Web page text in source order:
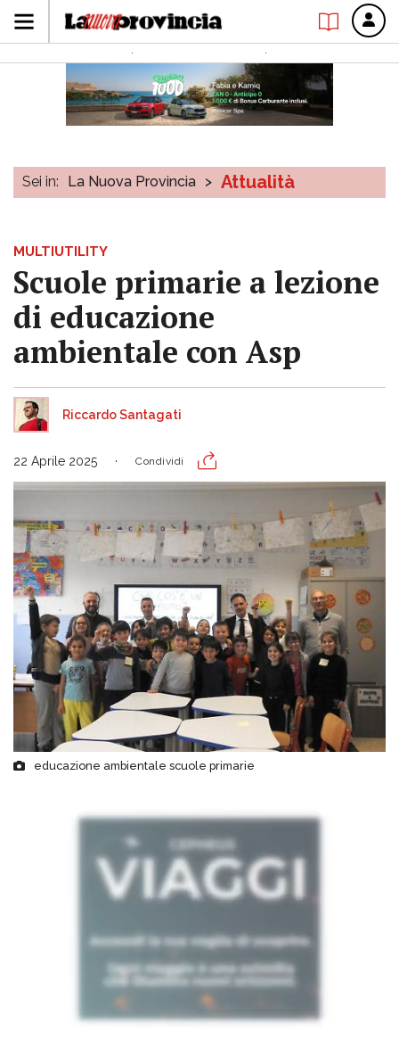
Sei in: La Nuova Provincia > Attualità
MULTIUTILITY
Scuole primarie a lezione
di educazione
ambientale con Asp
Riccardo Santagati
22 Aprile 2025 Condividi
educazione ambientale scuole primarie